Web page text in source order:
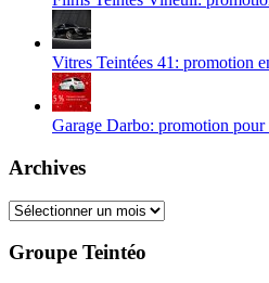
Vitres Teintées 41: promotion
Garage Darbo: promotion pour
Archives
Archives
Groupe Teintéo